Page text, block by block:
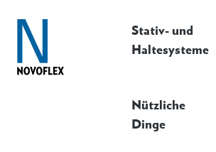
Stativ- und
Haltesysteme
Nützliche
Dinge